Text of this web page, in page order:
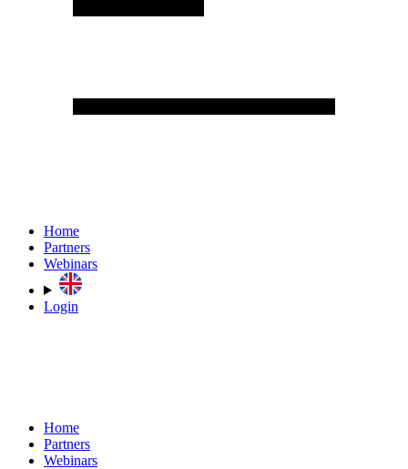
Home
Partners
Webinars
Login
Home
Partners
Webinars